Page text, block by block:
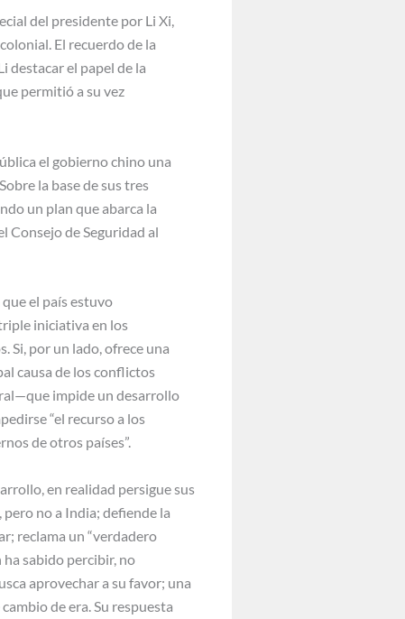
del presidente por Li Xi,
El recuerdo de la
destacar el papel de la
permitió a su vez
el gobierno chino una
la base de sus tres
un plan que abarca la
Consejo de Seguridad al
el país estuvo
iniciativa en los
Si, por un lado, ofrece una
causa de los conflictos
impide un desarrollo
“el recurso a los
de otros países”.
en realidad persigue sus
no a India; defiende la
reclama un “verdadero
sabido percibir, no
aprovechar a su favor; una
de era. Su respuesta